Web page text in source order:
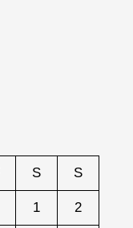
S S
1 2